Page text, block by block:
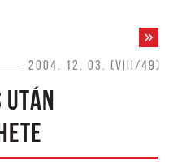
2004. 12. 03. (VIII/49)
UTÁN